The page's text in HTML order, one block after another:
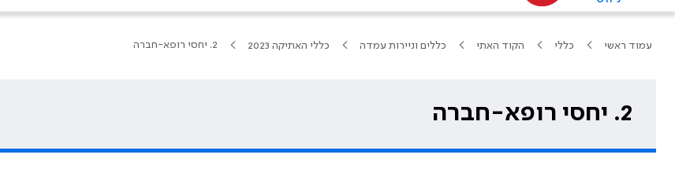
עמוד ראשי כללי הקוד האתי כללים וניירות עמדה כללי האתיקה 2023 2. יחסי רופא-חברה
2. יחסי רופא-חברה